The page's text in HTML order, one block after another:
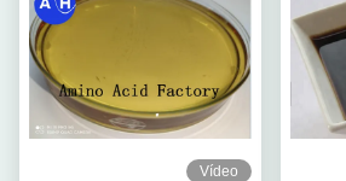
Vídeo